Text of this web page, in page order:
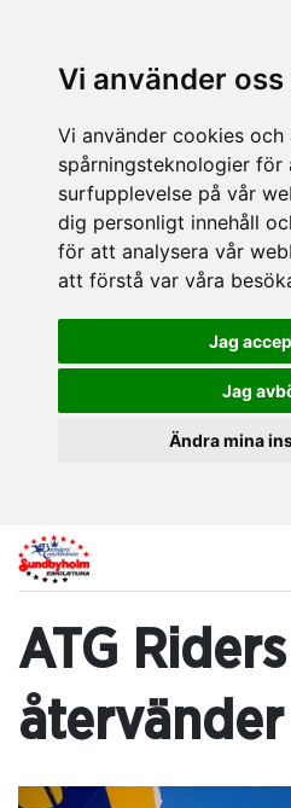
Vi använder
Vi använder cookies och
spårningsteknologier
surfupplevelse på vår
dig personligt innehåll
för att analysera vår
att förstå var våra
Jag
Jag
Ändra mina
ATG